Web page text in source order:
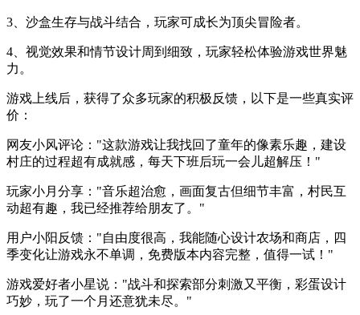
3、沙盒生存与战斗结合，玩家可成长为顶尖冒险者。
4、视觉效果和情节设计周到细致，玩家轻松体验游戏世界魅
力。
游戏上线后，获得了众多玩家的积极反馈，以下是一些真实评
价：
网友小风评论："这款游戏让我找回了童年的像素乐趣，建设
村庄的过程超有成就感，每天下班后玩一会儿超解压！"
玩家小月分享："音乐超治愈，画面复古但细节丰富，村民互
动超有趣，我已经推荐给朋友了。"
用户小阳反馈："自由度很高，我能随心设计农场和商店，四
季变化让游戏永不单调，免费版本内容完整，值得一试！"
游戏爱好者小星说："战斗和探索部分刺激又平衡，彩蛋设计
巧妙，玩了一个月还意犹未尽。"